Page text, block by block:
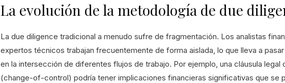
La evolución de la metodología de due
La due diligence tradicional a menudo sufre de fragmentación. Los analistas
expertos técnicos trabajan frecuentemente de forma aislada, lo que lleva a
en la intersección de diferentes flujos de trabajo. Por ejemplo, una cláusula legal
(change-of-control) podría tener implicaciones financieras significativas que se